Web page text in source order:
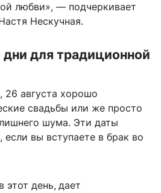
любви», — подчеркивает
Нескучная.
для традиционной
26 августа хорошо
свадьбы или же просто
шума. Эти даты
если вы вступаете в брак во
этот день, дает